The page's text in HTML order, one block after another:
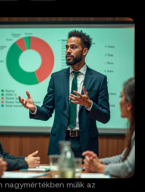
nagymértékben múlik az